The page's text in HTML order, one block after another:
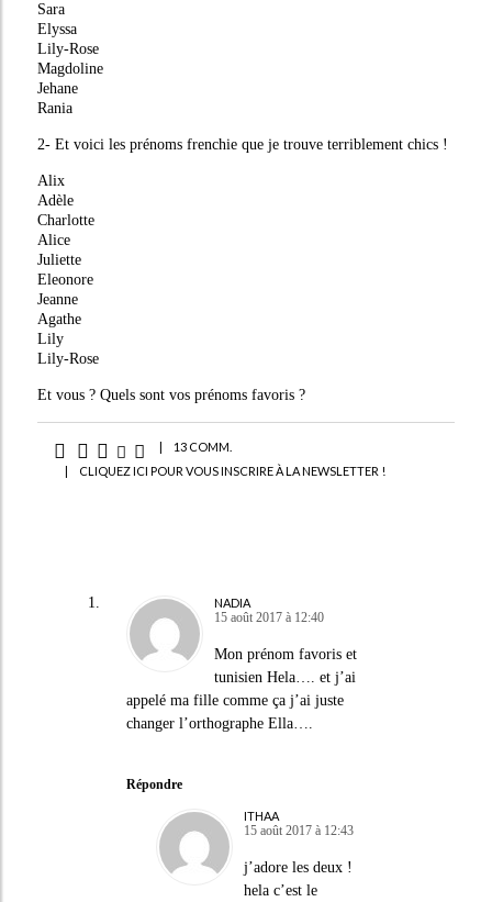
Sara
Elyssa
Lily-Rose
Magdoline
Jehane
Rania
2- Et voici les prénoms frenchie que je trouve terriblement chics !
Alix
Adèle
Charlotte
Alice
Juliette
Eleonore
Jeanne
Agathe
Lily
Lily-Rose
Et vous ? Quels sont vos prénoms favoris ?
|
13 COMM.
|
CLIQUEZ ICI POUR VOUS INSCRIRE À LA NEWSLETTER !
NADIA
15 août 2017 à 12:40
Mon prénom favoris et
tunisien Hela…. et j’ai
appelé ma fille comme ça j’ai juste
changer l’orthographe Ella….
Répondre
ITHAA
15 août 2017 à 12:43
j’adore les deux !
hela c’est le